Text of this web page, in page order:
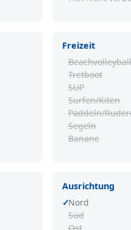
Freizeit
Beachvolleyball
Tretboot
SUP
Surfen/Kiten
Paddeln/
Segeln
Banane
Ausrichtung
Nord
Süd